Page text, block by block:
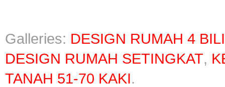
Galleries: DESIGN RUMAH 4
DESIGN RUMAH SETINGKAT,
TANAH 51-70 KAKI.